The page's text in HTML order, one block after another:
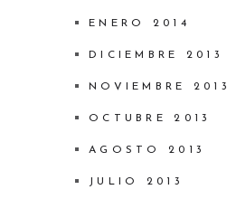
ENERO 2014
DICIEMBRE 2013
NOVIEMBRE 2013
OCTUBRE 2013
AGOSTO 2013
JULIO 2013